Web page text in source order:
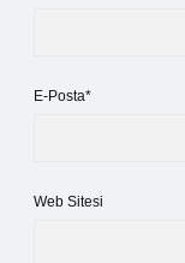
E-Posta*
Web Sitesi